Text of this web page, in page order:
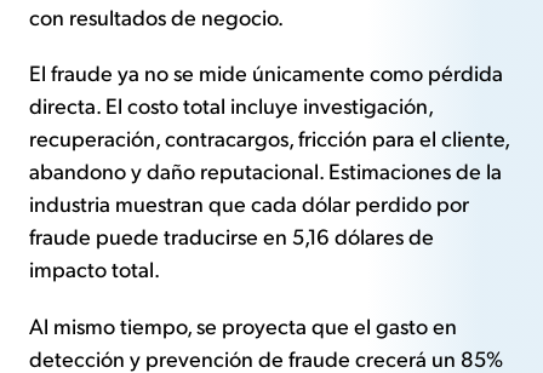
con resultados de negocio.
El fraude ya no se mide únicamente como pérdida
directa. El costo total incluye investigación,
recuperación, contracargos, fricción para el cliente,
abandono y daño reputacional. Estimaciones de la
industria muestran que cada dólar perdido por
fraude puede traducirse en 5,16 dólares de
impacto total.
Al mismo tiempo, se proyecta que el gasto en
detección y prevención de fraude crecerá un 85%